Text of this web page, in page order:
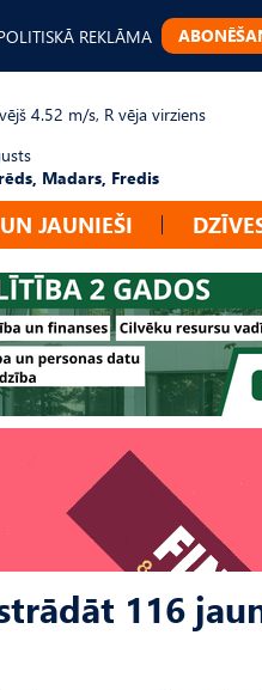
REKLĀMA
4.52 m/s, R vēja virziens
Madars, Fredis
JAUNIEŠI
116